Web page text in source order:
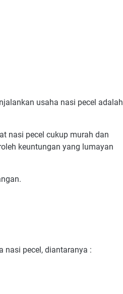
usaha nasi pecel adalah
nasi pecel cukup murah dan
keuntungan yang lumayan
nasi pecel, diantaranya :